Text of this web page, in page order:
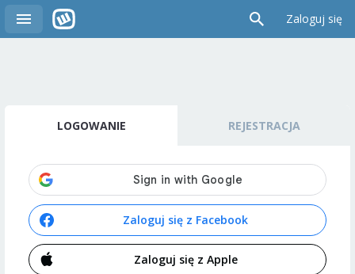
Zaloguj się
LOGOWANIE REJESTRACJA
Zaloguj się z Facebook
Zaloguj się z Apple